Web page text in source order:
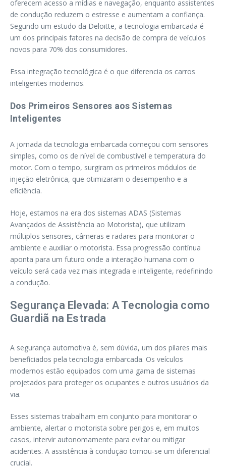
oferecem acesso a mídias e navegação, enquanto assistentes
de condução reduzem o estresse e aumentam a confiança.
Segundo um estudo da Deloitte, a tecnologia embarcada é
um dos principais fatores na decisão de compra de veículos
novos para 70% dos consumidores.
Essa integração tecnológica é o que diferencia os carros
inteligentes modernos.
Dos Primeiros Sensores aos Sistemas
Inteligentes
A jornada da tecnologia embarcada começou com sensores
simples, como os de nível de combustível e temperatura do
motor. Com o tempo, surgiram os primeiros módulos de
injeção eletrônica, que otimizaram o desempenho e a
eficiência.
Hoje, estamos na era dos sistemas ADAS (Sistemas
Avançados de Assistência ao Motorista), que utilizam
múltiplos sensores, câmeras e radares para monitorar o
ambiente e auxiliar o motorista. Essa progressão contínua
aponta para um futuro onde a interação humana com o
veículo será cada vez mais integrada e inteligente, redefinindo
a condução.
Segurança Elevada: A Tecnologia como
Guardiã na Estrada
A segurança automotiva é, sem dúvida, um dos pilares mais
beneficiados pela tecnologia embarcada. Os veículos
modernos estão equipados com uma gama de sistemas
projetados para proteger os ocupantes e outros usuários da
via.
Esses sistemas trabalham em conjunto para monitorar o
ambiente, alertar o motorista sobre perigos e, em muitos
casos, intervir autonomamente para evitar ou mitigar
acidentes. A assistência à condução tornou-se um diferencial
crucial.